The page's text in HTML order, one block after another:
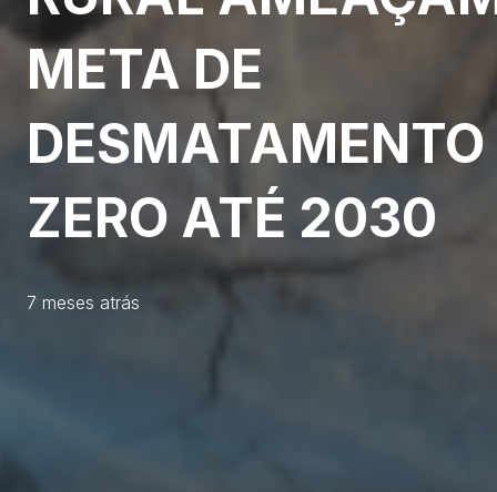
META DE
DESMATAMENTO
ZERO ATÉ 2030
7 meses atrás